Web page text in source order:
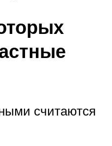
считаются